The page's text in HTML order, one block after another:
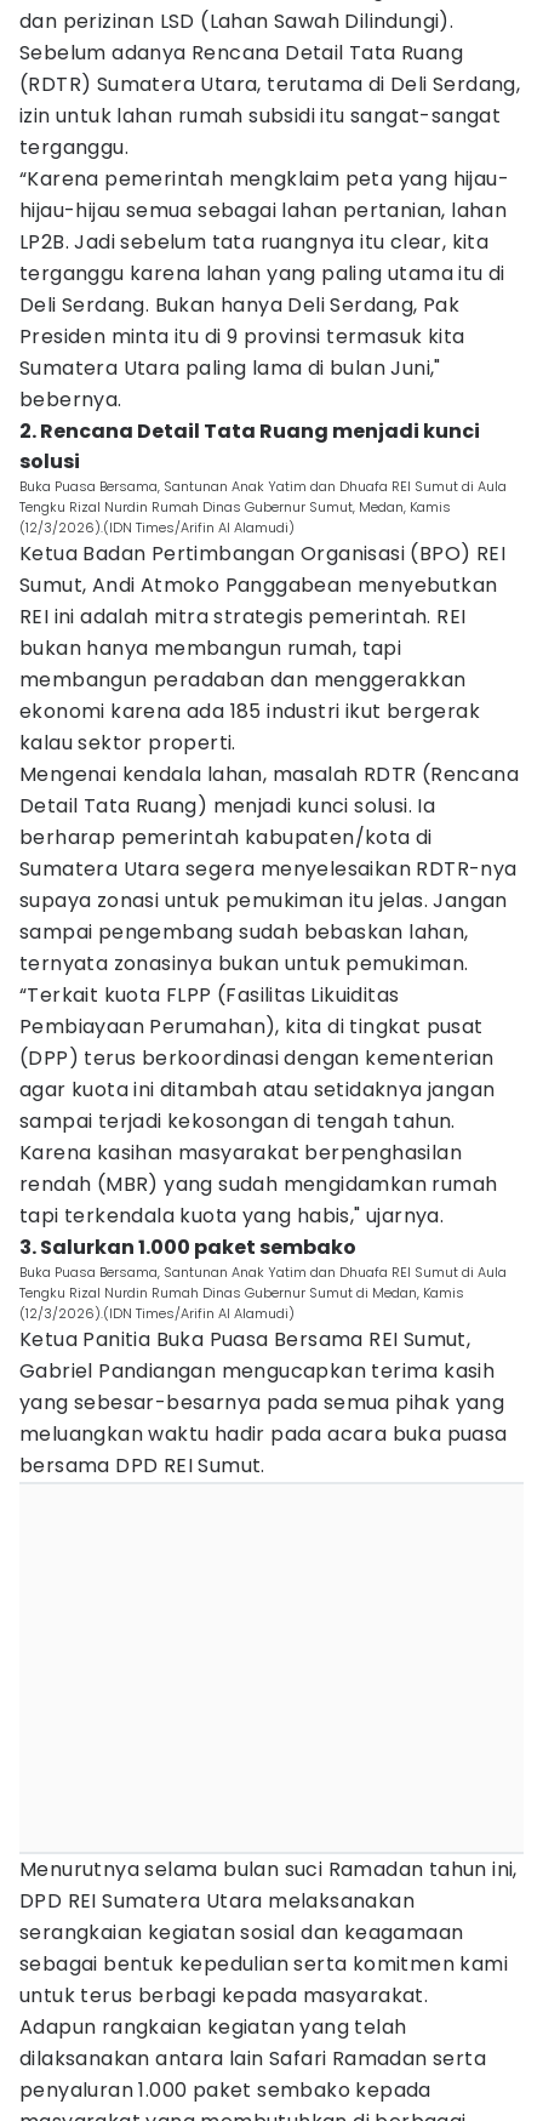
dan perizinan LSD (Lahan Sawah Dilindungi).
Sebelum adanya Rencana Detail Tata Ruang
(RDTR) Sumatera Utara, terutama di Deli Serdang,
izin untuk lahan rumah subsidi itu sangat-sangat
terganggu.
“Karena pemerintah mengklaim peta yang hijau-
hijau-hijau semua sebagai lahan pertanian, lahan
LP2B. Jadi sebelum tata ruangnya itu clear, kita
terganggu karena lahan yang paling utama itu di
Deli Serdang. Bukan hanya Deli Serdang, Pak
Presiden minta itu di 9 provinsi termasuk kita
Sumatera Utara paling lama di bulan Juni,"
bebernya.
2. Rencana Detail Tata Ruang menjadi kunci
solusi
Buka Puasa Bersama, Santunan Anak Yatim dan Dhuafa REI Sumut di Aula
Tengku Rizal Nurdin Rumah Dinas Gubernur Sumut, Medan, Kamis
(12/3/2026).(IDN Times/Arifin Al Alamudi)
Ketua Badan Pertimbangan Organisasi (BPO) REI
Sumut, Andi Atmoko Panggabean menyebutkan
REI ini adalah mitra strategis pemerintah. REI
bukan hanya membangun rumah, tapi
membangun peradaban dan menggerakkan
ekonomi karena ada 185 industri ikut bergerak
kalau sektor properti.
​Mengenai kendala lahan, masalah RDTR (Rencana
Detail Tata Ruang) menjadi kunci solusi. Ia
berharap pemerintah kabupaten/kota di
Sumatera Utara segera menyelesaikan RDTR-nya
supaya zonasi untuk pemukiman itu jelas. Jangan
sampai pengembang sudah bebaskan lahan,
ternyata zonasinya bukan untuk pemukiman.
“​Terkait kuota FLPP (Fasilitas Likuiditas
Pembiayaan Perumahan), kita di tingkat pusat
(DPP) terus berkoordinasi dengan kementerian
agar kuota ini ditambah atau setidaknya jangan
sampai terjadi kekosongan di tengah tahun.
Karena kasihan masyarakat berpenghasilan
rendah (MBR) yang sudah mengidamkan rumah
tapi terkendala kuota yang habis," ujarnya.
3. Salurkan 1.000 paket sembako
Buka Puasa Bersama, Santunan Anak Yatim dan Dhuafa REI Sumut di Aula
Tengku Rizal Nurdin Rumah Dinas Gubernur Sumut di Medan, Kamis
(12/3/2026).(IDN Times/Arifin Al Alamudi)
Ketua Panitia Buka Puasa Bersama REI Sumut,
Gabriel Pandiangan mengucapkan terima kasih
yang sebesar-besarnya pada semua pihak yang
meluangkan waktu hadir pada acara buka puasa
bersama DPD REI Sumut.
Menurutnya selama bulan suci Ramadan tahun ini,
DPD REI Sumatera Utara melaksanakan
serangkaian kegiatan sosial dan keagamaan
sebagai bentuk kepedulian serta komitmen kami
untuk terus berbagi kepada masyarakat.
​Adapun rangkaian kegiatan yang telah
dilaksanakan antara lain Safari Ramadan serta
penyaluran 1.000 paket sembako kepada